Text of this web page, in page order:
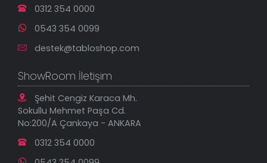
0312 354 0000
0543 354 0099
destek@tabloshop.com
ShowRoom İletişim
Şehit Cengiz Karaca Mh.
Sokullu Mehmet Paşa Cd.
No:200/A Çankaya - ANKARA
0312 354 0000